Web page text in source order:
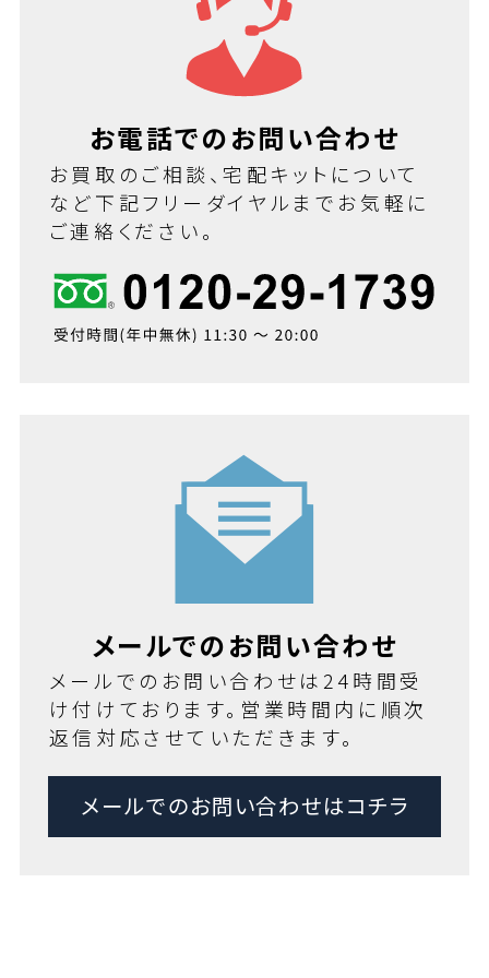
お電話でのお問い合わせ
お買取のご相談、宅配キットについて
など下記フリーダイヤルまでお気軽に
ご連絡ください。
メールでのお問い合わせ
メールでのお問い合わせは24時間受
け付けております。営業時間内に順次
返信対応させていただきます。
メールでのお問い合わせはコチラ